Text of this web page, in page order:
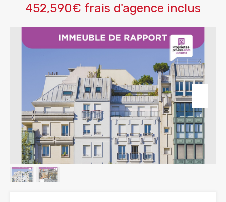
452,590€ frais d'agence inclus